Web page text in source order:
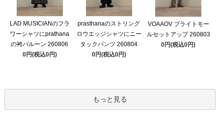
LAD MUSICIANのフラ
ワーシャツにprathana
の袴バルーン 260806
0円(税込0円)
prasthanaのストリング
ロウエッジシャツにニー
タックパンツ 260804
0円(税込0円)
VOAAOV ブライトモー
ルセットアップ 260803
0円(税込0円)
もっと見る